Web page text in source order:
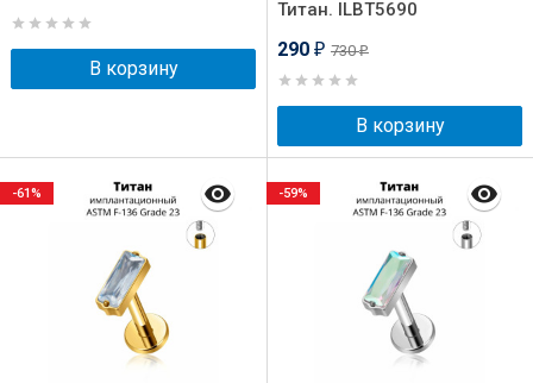
В корзину
Титан. ILBT5690
290 ₽ 730₽
В корзину
-61% -59%